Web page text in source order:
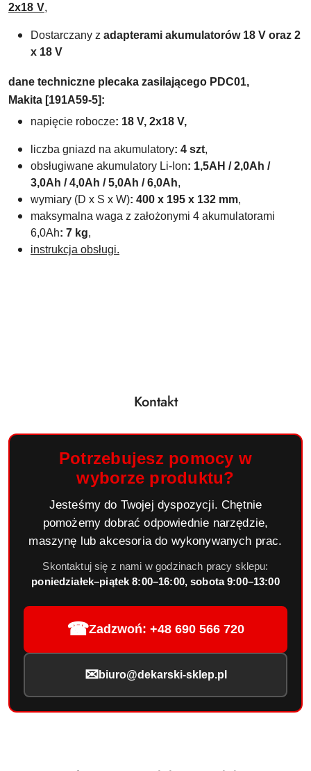
2x18 V,
Dostarczany z adapterami akumulatorów 18 V oraz 2
x 18 V
dane techniczne plecaka zasilającego PDC01,
Makita [191A59-5]:
napięcie robocze: 18 V, 2x18 V,
liczba gniazd na akumulatory: 4 szt,
obsługiwane akumulatory Li-Ion: 1,5AH / 2,0Ah /
3,0Ah / 4,0Ah / 5,0Ah / 6,0Ah,
wymiary (D x S x W): 400 x 195 x 132 mm,
maksymalna waga z założonymi 4 akumulatorami
6,0Ah: 7 kg,
instrukcja obsługi.
Kontakt
Potrzebujesz pomocy w
wyborze produktu?
Jesteśmy do Twojej dyspozycji. Chętnie
pomożemy dobrać odpowiednie narzędzie,
maszynę lub akcesoria do wykonywanych prac.
Skontaktuj się z nami w godzinach pracy sklepu:
poniedziałek–piątek 8:00–16:00, sobota 9:00–13:00
☎Zadzwoń: +48 690 566 720
✉ biuro@dekarski-sklep.pl